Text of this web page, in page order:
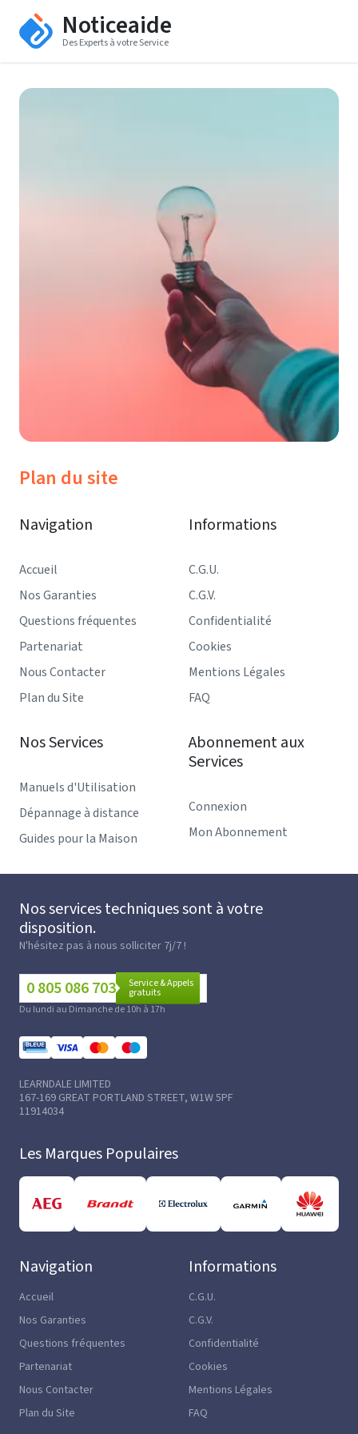
Noticeaide
Des Experts à votre Service
Plan du site
Navigation
Accueil
Nos Garanties
Questions fréquentes
Partenariat
Nous Contacter
Plan du Site
Nos Services
Manuels d'Utilisation
Dépannage à distance
Guides pour la Maison
Informations
C.G.U.
C.G.V.
Confidentialité
Cookies
Mentions Légales
FAQ
Abonnement aux
Services
Connexion
Mon Abonnement
Nos services techniques sont à votre
disposition.
N'hésitez pas à nous solliciter 7j/7 !
0 805 086 703 Service & Appels
gratuits
Du lundi au Dimanche de 10h à 17h
LEARNDALE LIMITED
167-169 GREAT PORTLAND STREET, W1W 5PF
11914034
Les Marques Populaires
Navigation
Accueil
Nos Garanties
Questions fréquentes
Partenariat
Nous Contacter
Plan du Site
Informations
C.G.U.
C.G.V.
Confidentialité
Cookies
Mentions Légales
FAQ